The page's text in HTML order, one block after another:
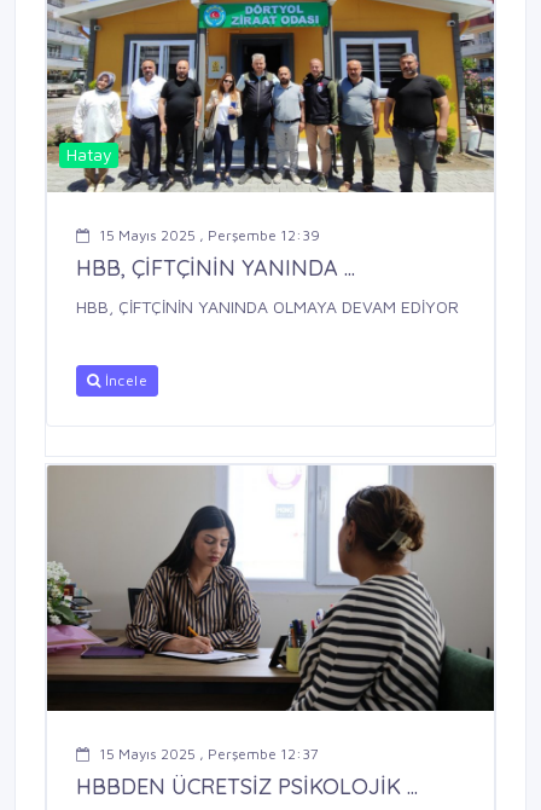
Hatay
15 Mayıs 2025 , Perşembe 12:39
HBB, ÇİFTÇİNİN YANINDA ...
HBB, ÇİFTÇİNİN YANINDA OLMAYA DEVAM EDİYOR
İncele
15 Mayıs 2025 , Perşembe 12:37
HBBDEN ÜCRETSİZ PSİKOLOJİK ...